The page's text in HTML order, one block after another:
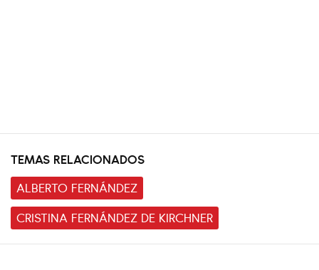
TEMAS RELACIONADOS
ALBERTO FERNÁNDEZ
CRISTINA FERNÁNDEZ DE KIRCHNER